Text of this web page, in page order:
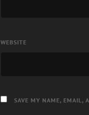
WEBSITE
SAVE MY NAME, EMAIL,